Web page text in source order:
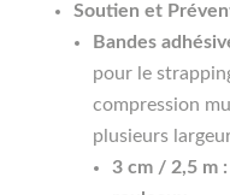
Soutien et
Bandes
pour le
compression
plusieurs
3 cm / 2,5 m